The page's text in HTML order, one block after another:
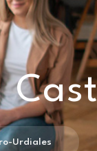
Urdiales